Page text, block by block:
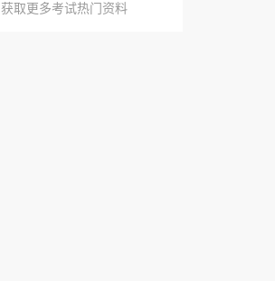
获取更多考试热门资料